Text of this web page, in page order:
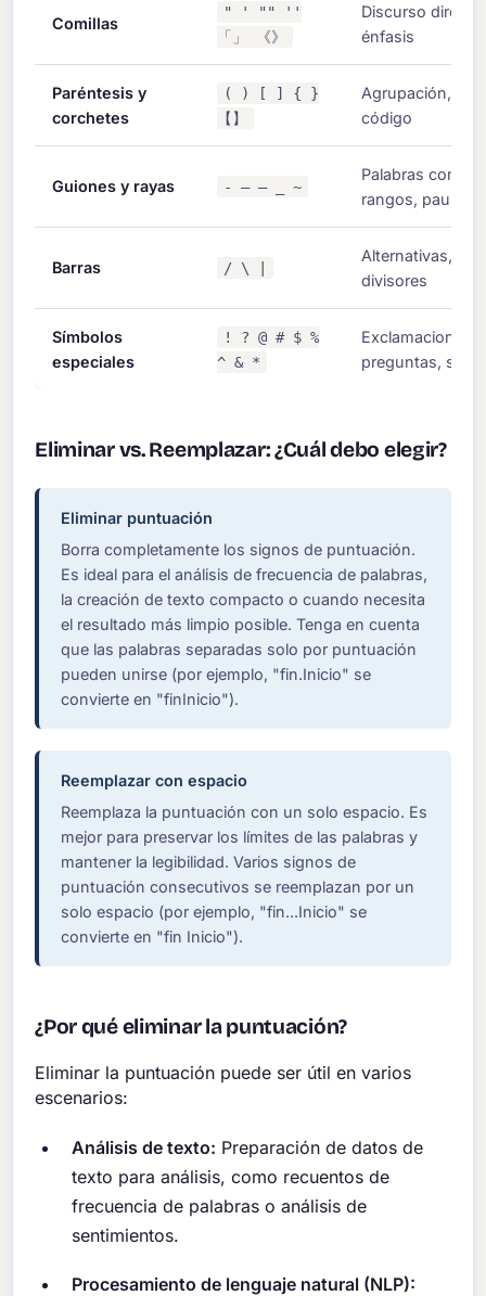
Comillas
" ' "" ''
「」 《》
Discurso
énfasis
Paréntesis y
corchetes
( ) [ ] { }
【】
Agrupación,
código
Guiones y rayas - – — _ ~
Palabras
rangos, pausas
Barras / \ |
Alternativas,
divisores
Símbolos
especiales
! ? @ # $ %
^ & *
Exclamaciones,
preguntas,
Eliminar vs. Reemplazar: ¿Cuál debo elegir?
Eliminar puntuación
Borra completamente los signos de puntuación.
Es ideal para el análisis de frecuencia de palabras,
la creación de texto compacto o cuando necesita
el resultado más limpio posible. Tenga en cuenta
que las palabras separadas solo por puntuación
pueden unirse (por ejemplo, "fin.Inicio" se
convierte en "finInicio").
Reemplazar con espacio
Reemplaza la puntuación con un solo espacio. Es
mejor para preservar los límites de las palabras y
mantener la legibilidad. Varios signos de
puntuación consecutivos se reemplazan por un
solo espacio (por ejemplo, "fin...Inicio" se
convierte en "fin Inicio").
¿Por qué eliminar la puntuación?
Eliminar la puntuación puede ser útil en varios
escenarios:
Análisis de texto: Preparación de datos de
texto para análisis, como recuentos de
frecuencia de palabras o análisis de
sentimientos.
Procesamiento de lenguaje natural (NLP):